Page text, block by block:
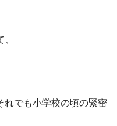
れでも小学校の頃の緊密